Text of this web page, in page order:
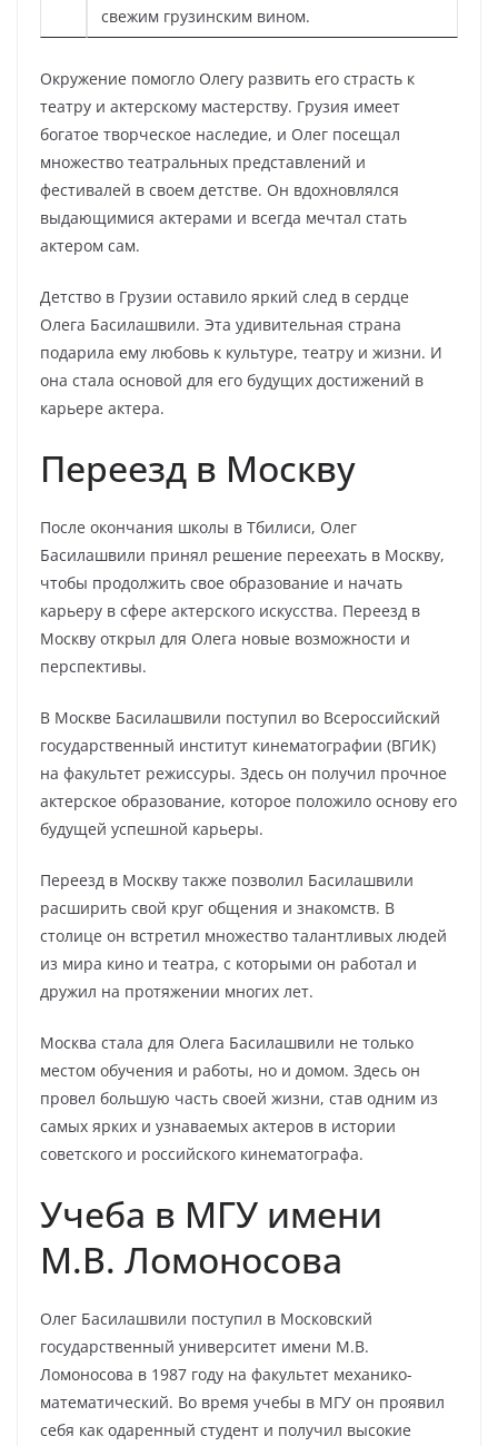
свежим грузинским вином.
Окружение помогло Олегу развить его страсть к
театру и актерскому мастерству. Грузия имеет
богатое творческое наследие, и Олег посещал
множество театральных представлений и
фестивалей в своем детстве. Он вдохновлялся
выдающимися актерами и всегда мечтал стать
актером сам.
Детство в Грузии оставило яркий след в сердце
Олега Басилашвили. Эта удивительная страна
подарила ему любовь к культуре, театру и жизни. И
она стала основой для его будущих достижений в
карьере актера.
Переезд в Москву
После окончания школы в Тбилиси, Олег
Басилашвили принял решение переехать в Москву,
чтобы продолжить свое образование и начать
карьеру в сфере актерского искусства. Переезд в
Москву открыл для Олега новые возможности и
перспективы.
В Москве Басилашвили поступил во Всероссийский
государственный институт кинематографии (ВГИК)
на факультет режиссуры. Здесь он получил прочное
актерское образование, которое положило основу его
будущей успешной карьеры.
Переезд в Москву также позволил Басилашвили
расширить свой круг общения и знакомств. В
столице он встретил множество талантливых людей
из мира кино и театра, с которыми он работал и
дружил на протяжении многих лет.
Москва стала для Олега Басилашвили не только
местом обучения и работы, но и домом. Здесь он
провел большую часть своей жизни, став одним из
самых ярких и узнаваемых актеров в истории
советского и российского кинематографа.
Учеба в МГУ имени
М.В. Ломоносова
Олег Басилашвили поступил в Московский
государственный университет имени М.В.
Ломоносова в 1987 году на факультет механико-
математический. Во время учебы в МГУ он проявил
себя как одаренный студент и получил высокие